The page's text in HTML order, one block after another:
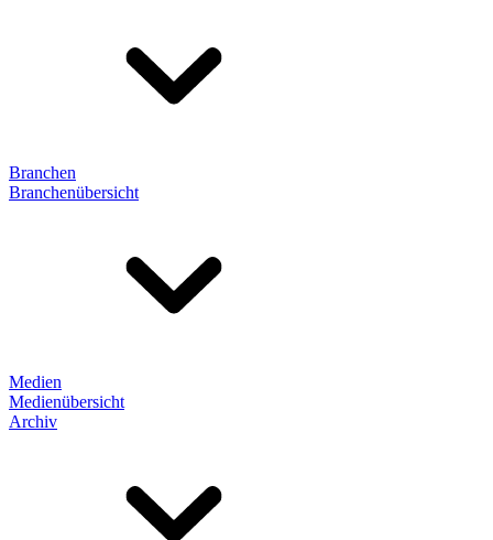
Branchen
Branchenübersicht
Medien
Medienübersicht
Archiv